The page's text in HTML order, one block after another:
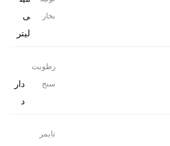
بخار
ی
لیتر
رطوبت
سنج
دار
د
تایمر